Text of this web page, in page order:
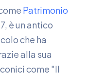
Patrimonio
è un antico
che ha
alla sua
come "Il